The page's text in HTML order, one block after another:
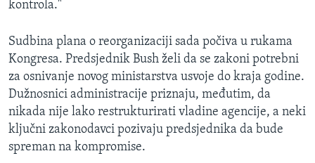
kontrola."
Sudbina plana o reorganizaciji sada počiva u rukama
Kongresa. Predsjednik Bush želi da se zakoni potrebni
za osnivanje novog ministarstva usvoje do kraja godine.
Dužnosnici administracije priznaju, međutim, da
nikada nije lako restrukturirati vladine agencije, a neki
ključni zakonodavci pozivaju predsjednika da bude
spreman na kompromise.